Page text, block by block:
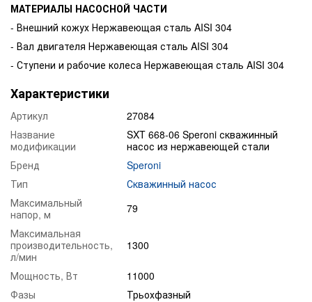
МАТЕРИАЛЫ НАСОСНОЙ ЧАСТИ
- Внешний кожух Нержавеющая сталь AISI 304
- Вал двигателя Нержавеющая сталь AISI 304
- Ступени и рабочие колеса Нержавеющая сталь AISI 304
Характеристики
Артикул
27084
Название
модификации
SXT 668-06 Speroni скважинный
насос из нержавеющей стали
Бренд
Speroni
Тип
Скважинный насос
Максимальный
напор, м
79
Максимальная
производительность,
л/мин
1300
Мощность, Вт
11000
Фазы
Трьохфазный